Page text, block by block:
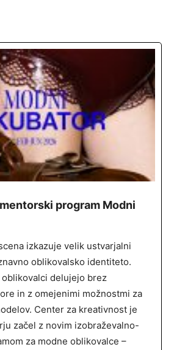
program Modni
izkazuje velik ustvarjalni
oblikovalsko identiteto.
delujejo brez
in z omejenimi možnostmi za
Center za kreativnost je
začel z novim izobraževalno-
za modne oblikovalce –